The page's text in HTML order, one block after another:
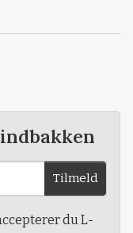
Tilmeld
du L-